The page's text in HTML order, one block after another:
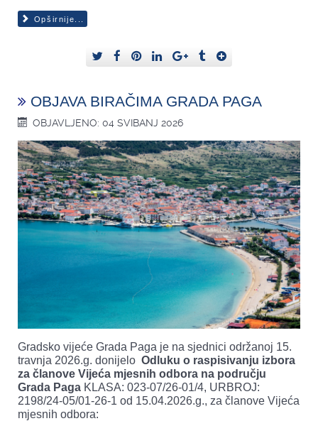
Opširnije...
OBJAVA BIRAČIMA GRADA PAGA
OBJAVLJENO: 04 SVIBANJ 2026
Gradsko vijeće Grada Paga je na sjednici održanoj 15.
travnja 2026.g. donijelo Odluku o raspisivanju izbora
za članove Vijeća mjesnih odbora na području
Grada Paga KLASA: 023-07/26-01/4, URBROJ:
2198/24-05/01-26-1 od 15.04.2026.g., za članove Vijeća
mjesnih odbora: